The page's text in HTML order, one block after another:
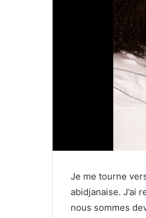
Je me tourne
abidjanaise. J’ai
nous sommes